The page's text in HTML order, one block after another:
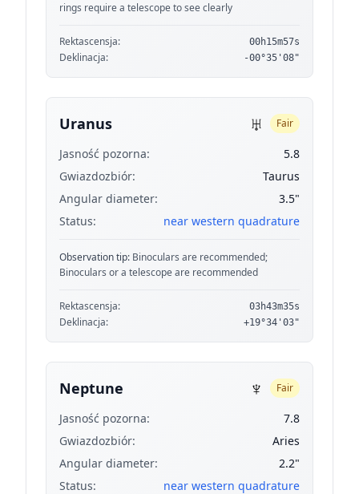
rings require a telescope to see clearly
Rektascensja: 00h15m57s
Deklinacja: -00°35'08"
Uranus ♅ Fair
Jasność pozorna:
5.8
Gwiazdozbiór:
Taurus
Angular diameter:
3.5"
Status:
near western quadrature
Observation tip: Binoculars are recommended;
Binoculars or a telescope are recommended
Rektascensja: 03h43m35s
Deklinacja: +19°34'03"
Neptune ♆ Fair
Jasność pozorna:
7.8
Gwiazdozbiór:
Aries
Angular diameter:
2.2"
Status:
near western quadrature